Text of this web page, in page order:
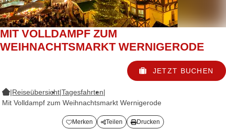
MIT VOLLDAMPF ZUM
WEIHNACHTSMARKT WERNIGERODE
JETZT BUCHEN
|Reiseübersicht|Tagesfahrten|
Mit Volldampf zum Weihnachtsmarkt Wernigerode
Merken Teilen Drucken